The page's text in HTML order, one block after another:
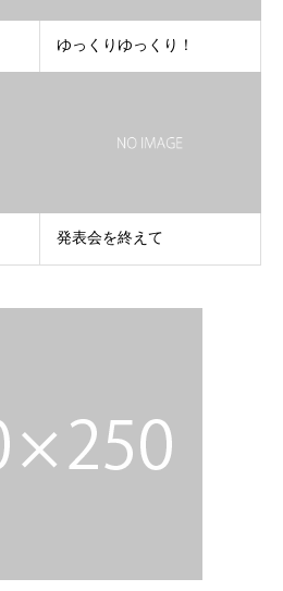
ゆっくりゆっくり！
発表会を終えて